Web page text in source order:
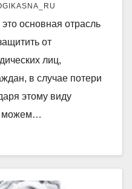
основная отрасль
от
лиц,
в случае потери
этому виду
можем…